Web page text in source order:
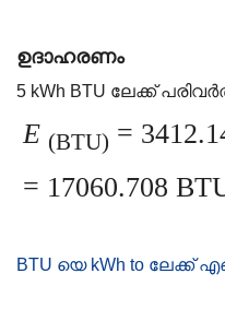
ഉദാഹരണം
5 kWh BTU ലേക്ക്
E (BTU) =
= 17060.708
BTU യെ kWh to ലേക്ക്